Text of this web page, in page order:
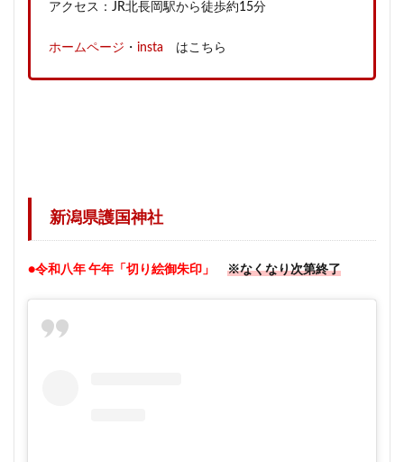
アクセス：JR北長岡駅から徒歩約15分
ホームページ ・ insta はこちら
新潟県護国神社
●令和八年 午年「切り絵御朱印」 ※なくなり次第終了